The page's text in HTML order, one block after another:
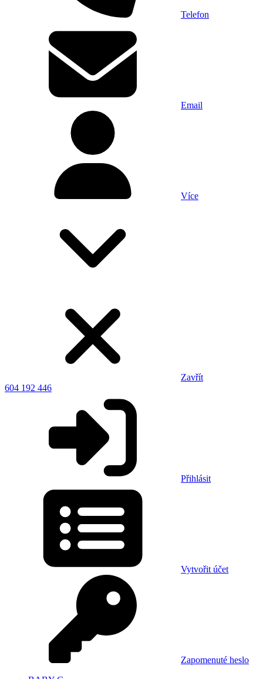
Telefon
Email
Více
Zavřít
604 192 446
Přihlásit
Vytvořit účet
Zapomenuté heslo